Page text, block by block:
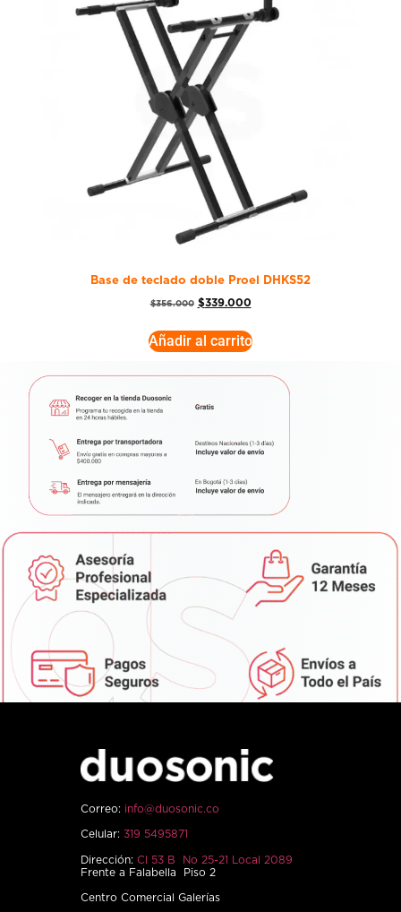
Base de teclado doble Proel DHKS52
$356.000 $339.000
Añadir al carrito
Correo: info@duosonic.co
Celular: 319 5495871
Dirección: Cl 53 B No 25-21 Local 2089
Frente a Falabella Piso 2
Centro Comercial Galerías